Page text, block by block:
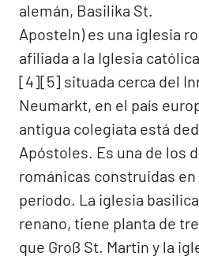
alemán, Basilika St.
Aposteln) es una iglesia
afiliada a la Iglesia
[4]​[5]​ situada cerca del
Neumarkt, en el país
antigua colegiata está
Apóstoles. Es una de los
románicas construidas en
período. La iglesia
renano, tiene planta de
que Groß St. Martin y la